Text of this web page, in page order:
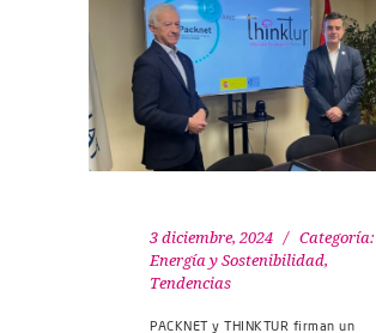
3 diciembre, 2024
Categoría:
Energía y Sostenibilidad,
Tendencias
PACKNET y THINKTUR firman un